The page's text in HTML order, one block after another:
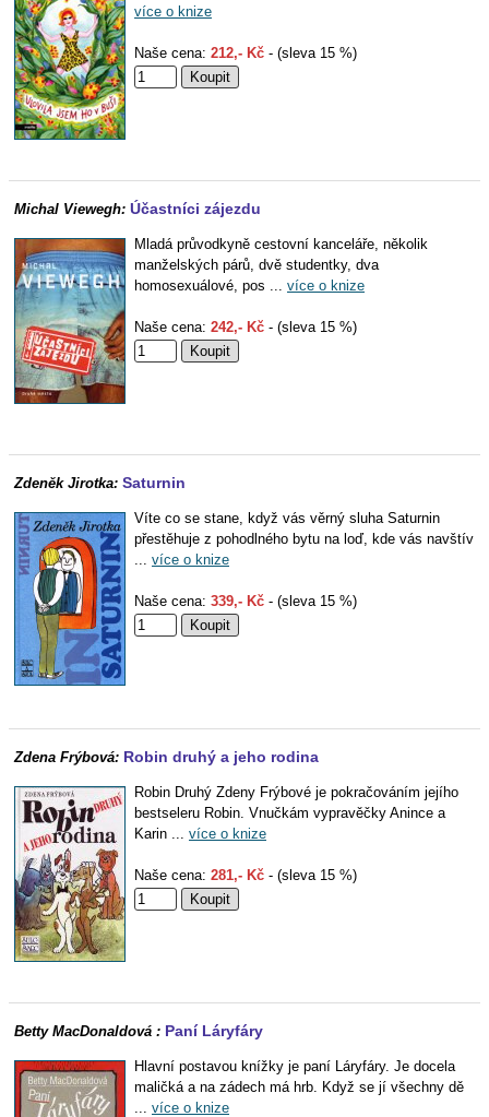
více o knize
Naše cena: 212,- Kč - (sleva 15 %)
Michal Viewegh: Účastníci zájezdu
Mladá průvodkyně cestovní kanceláře, několik
manželských párů, dvě studentky, dva
homosexuálové, pos ... více o knize
Naše cena: 242,- Kč - (sleva 15 %)
Zdeněk Jirotka: Saturnin
Víte co se stane, když vás věrný sluha Saturnin
přestěhuje z pohodlného bytu na loď, kde vás navštív
... více o knize
Naše cena: 339,- Kč - (sleva 15 %)
Zdena Frýbová: Robin druhý a jeho rodina
Robin Druhý Zdeny Frýbové je pokračováním jejího
bestseleru Robin. Vnučkám vypravěčky Anince a
Karin ... více o knize
Naše cena: 281,- Kč - (sleva 15 %)
Betty MacDonaldová : Paní Láryfáry
Hlavní postavou knížky je paní Láryfáry. Je docela
maličká a na zádech má hrb. Když se jí všechny dě
... více o knize